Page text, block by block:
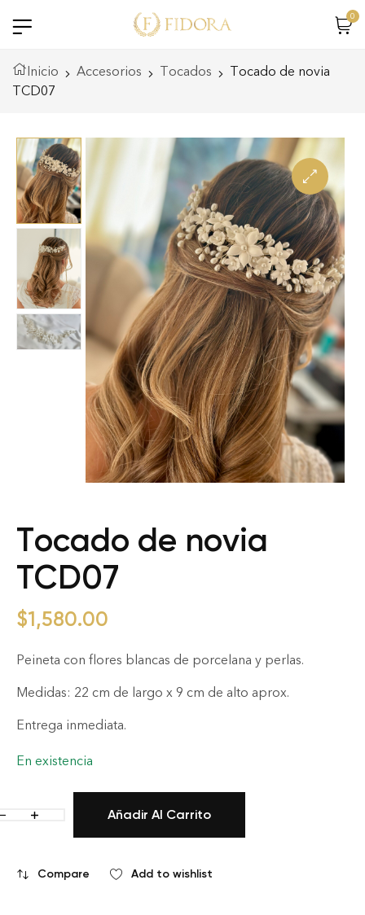
0
Inicio Accesorios Tocados
Tocado de novia
TCD07
Tocado de novia
TCD07
$1,580.00
Peineta con flores blancas de porcelana y perlas.
Medidas: 22 cm de largo x 9 cm de alto aprox.
Entrega inmediata.
En existencia
Añadir Al Carrito
Compare Add to wishlist